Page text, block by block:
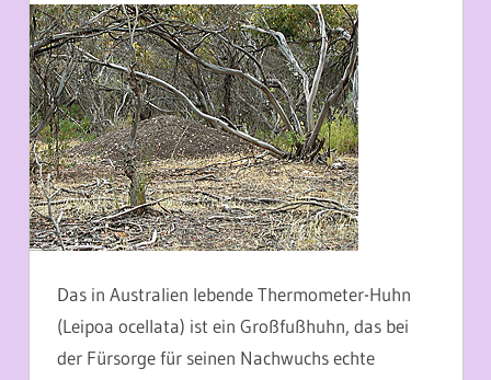
Das in Australien lebende Thermometer-Huhn
(Leipoa ocellata) ist ein Großfußhuhn, das bei
der Fürsorge für seinen Nachwuchs echte